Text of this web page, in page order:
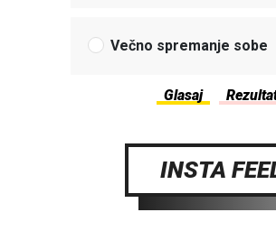
Večno spremanje sobe
INSTA